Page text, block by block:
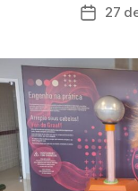
Data
27